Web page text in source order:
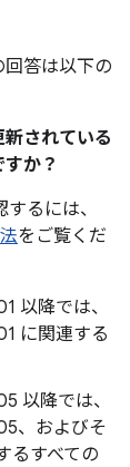
答は以下の
されている
か？
るには、
をご覧くだ
以降では、
に関連する
以降では、
、およびそ
るすべての